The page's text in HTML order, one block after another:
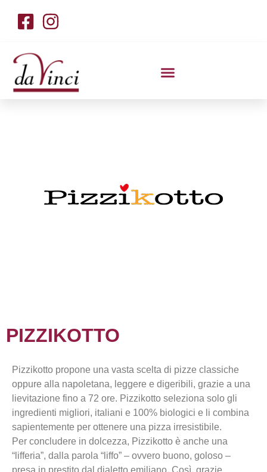
PIZZIKOTTO
Pizzikotto propone una vasta scelta di pizze classiche
oppure alla napoletana, leggere e digeribili, grazie a una
lievitazione fino a 72 ore. Pizzikotto seleziona solo gli
ingredienti migliori, italiani e 100% biologici e li combina
sapientemente per ottenere una pizza irresistibile.
Per concludere in dolcezza, Pizzikotto è anche una
“lifferia”, dalla parola “liffo” – ovvero buono, goloso –
presa in prestito dal dialetto emiliano. Così, grazie